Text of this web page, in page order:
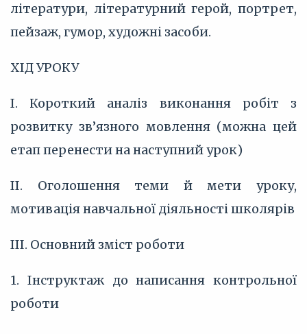
літератури, літературний герой, портрет,
пейзаж, гумор, художні засоби.
ХІД УРОКУ
I. Короткий аналіз виконання робіт з
розвитку зв’язного мовлення (можна цей
етап перенести на наступний урок)
II. Оголошення теми й мети уроку,
мотивація навчальної діяльності школярів
III. Основний зміст роботи
1. Інструктаж до написання контрольної
роботи